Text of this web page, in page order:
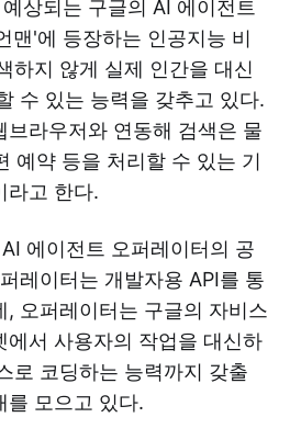
상되는 구글의 AI 에이전트
맨'에 등장하는 인공지능 비
하지 않게 실제 인간을 대신
수 있는 능력을 갖추고 있다.
브라우저와 연동해 검색은 물
예약 등을 처리할 수 있는 기
라고 한다.
에이전트 오퍼레이터의 공
레이터는 개발자용 API를 통
, 오퍼레이터는 구글의 자비스
에서 사용자의 작업을 대신하
로 코딩하는 능력까지 갖출
를 모으고 있다.